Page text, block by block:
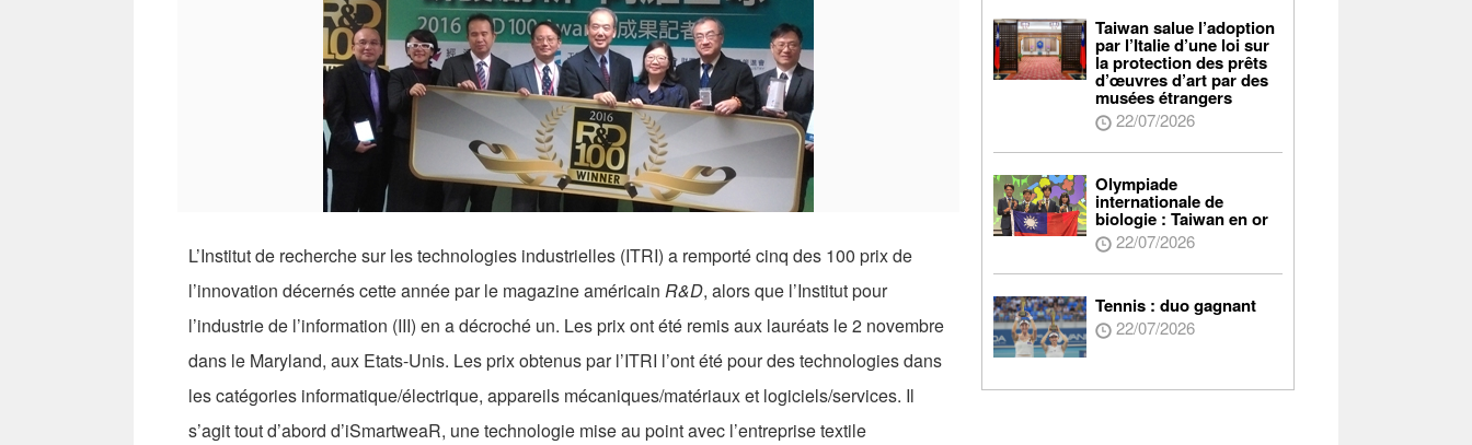
L’Institut de recherche sur les technologies industrielles (ITRI) a remporté cinq des 100 prix de
l’innovation décernés cette année par le magazine américain R&D, alors que l’Institut pour
l’industrie de l’information (III) en a décroché un. Les prix ont été remis aux lauréats le 2 novembre
dans le Maryland, aux Etats-Unis. Les prix obtenus par l’ITRI l’ont été pour des technologies dans
les catégories informatique/électrique, appareils mécaniques/matériaux et logiciels/services. Il
s’agit tout d’abord d’iSmartweaR, une technologie mise au point avec l’entreprise textile
Taiwan salue l’adoption
par l’Italie d’une loi sur
la protection des prêts
d’œuvres d’art par des
musées étrangers
22/07/2026
Olympiade
internationale de
biologie : Taiwan en or
22/07/2026
Tennis : duo gagnant
22/07/2026